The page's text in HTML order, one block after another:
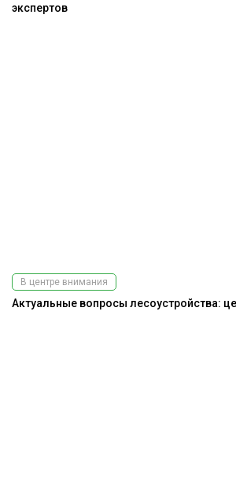
экспертов
В центре внимания
Актуальные вопросы лесоустройства: